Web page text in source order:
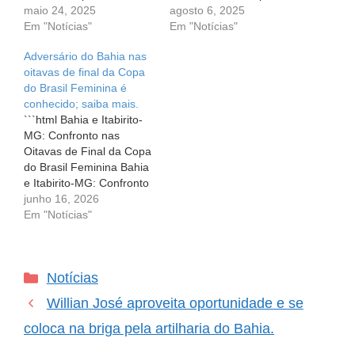
de 2025 O futebol é um
esporte que nos faz
chorar. Os torcedores do
Bahia experimentaram
uma montanha-russa
emocional recentemente,
ao ver seu…
maio 24, 2025
Em "Notícias"
Brasil Feminina e Avança
para as Oitavas No último
agosto 6, 2025
Em "Notícias"
Adversário do Bahia nas
oitavas de final da Copa
do Brasil Feminina é
conhecido; saiba mais.
```html Bahia e Itabirito-
MG: Confronto nas
Oitavas de Final da Copa
do Brasil Feminina Bahia
e Itabirito-MG: Confronto
nas Oitavas de Final da
Copa do Brasil Feminina
e, com isso, as
expectativas em torno
das competições
aumentam. A Copa do…
junho 16, 2026
Em "Notícias"
Categorias
Notícias
Willian José aproveita oportunidade e se
coloca na briga pela artilharia do Bahia.